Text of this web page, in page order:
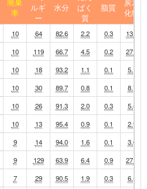
率
ルギ
ー
水分
ぱく
質
脂質
化物
10 64 82.6 2.2 0.3 13.9
10 119 66.7 4.5 0.2 27.1
10 18 93.2 1.1 0.1 5.1
10 30 89.7 0.8 0.1 8.7
10 26 91.3 2.0 0.3 5.4
10 13 95.4 0.9 0.1 2.9
9 14 94.0 1.6 0.1 3.0
9 129 63.9 6.4 0.9 27.5
7 29 90.5 1.9 0.3 6.5